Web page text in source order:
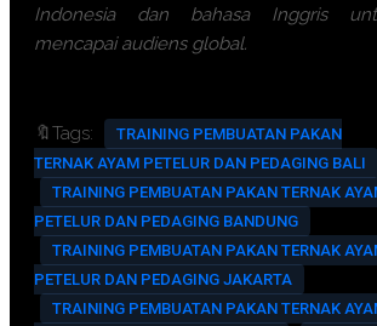
Indonesia dan bahasa Inggris
mencapai audiens global.
🔖Tags:
TRAINING PEMBUATAN PAKAN
TERNAK AYAM PETELUR DAN PEDAGING BALI
TRAINING PEMBUATAN PAKAN TERNAK
PETELUR DAN PEDAGING BANDUNG
TRAINING PEMBUATAN PAKAN TERNAK
PETELUR DAN PEDAGING JAKARTA
TRAINING PEMBUATAN PAKAN TERNAK